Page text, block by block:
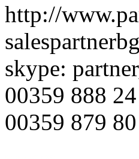
http://
skype:
00359 888
00359 879